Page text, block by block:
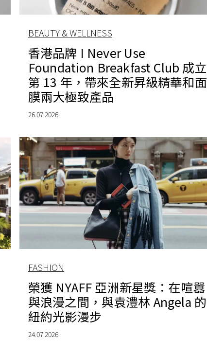
BEAUTY & WELLNESS
香港品牌 I Never Use
Foundation Breakfast Club 成立
第 13 年，帶來全新昇級精華和面
膜兩大極致產品
26.07.2026
FASHION
榮獲 NYAFF 亞洲新星獎：在喧囂
與浪漫之間，與袁澧林 Angela 的
紐約光影漫步
24.07.2026